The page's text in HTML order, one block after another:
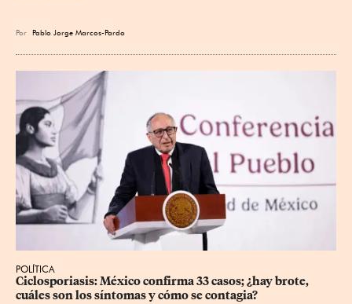
Por Pablo Jorge Marcos-Pardo
POLÍTICA
Ciclosporiasis: México confirma 33 casos; ¿hay brote,
cuáles son los síntomas y cómo se contagia?